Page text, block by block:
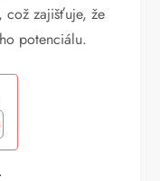
což zajišťuje, že
potenciálu.